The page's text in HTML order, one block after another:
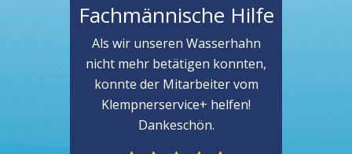
Fachmännische Hilfe
Als wir unseren Wasserhahn
nicht mehr betätigen konnten,
konnte der Mitarbeiter vom
Klempnerservice+ helfen!
Dankeschön.